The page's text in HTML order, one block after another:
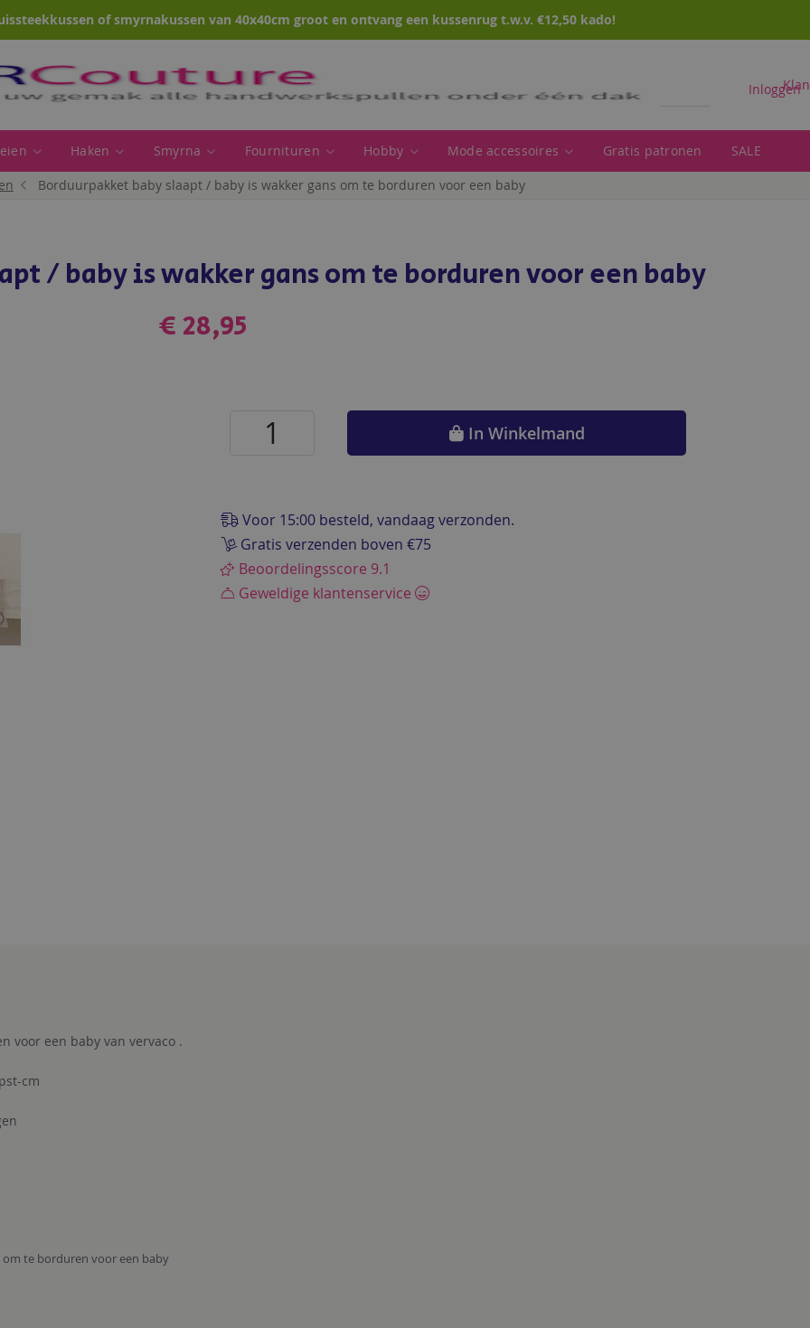
of smyrnakussen van 40x40cm groot en ontvang een kussenrug t.w.v. €12,50 kado!
Zoeken
Inloggen
Haken Smyrna Fournituren Hobby Mode accessoires Gratis patronen
SALE
Borduurpakket baby slaapt / baby is wakker gans om te borduren voor een baby
/ baby is wakker gans om te borduren voor een baby
€ 28,95
In Winkelmand
Voor 15:00 besteld, vandaag verzonden.
Gratis verzenden boven €75
Beoordelingsscore 9.1
Geweldige klantenservice
voor een baby van vervaco .
cm
te borduren voor een baby